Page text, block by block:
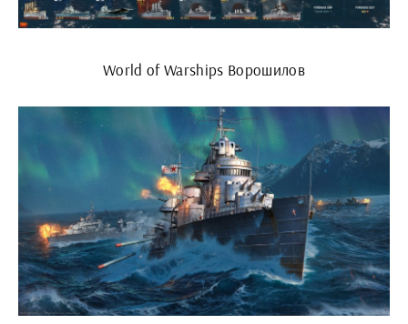
World of Warships Ворошилов